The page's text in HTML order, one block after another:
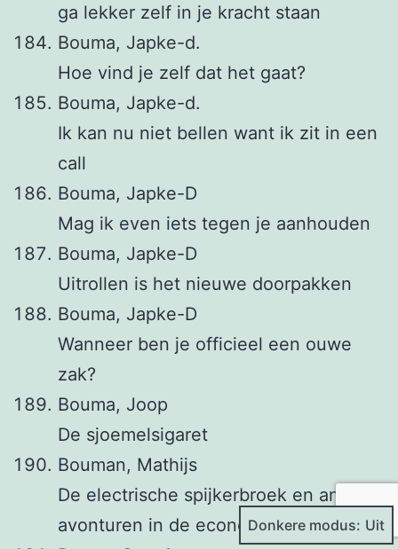
ga lekker zelf in je kracht staan
Bouma, Japke-d.
Hoe vind je zelf dat het gaat?
Bouma, Japke-d.
Ik kan nu niet bellen want ik zit in een
call
Bouma, Japke-D
Mag ik even iets tegen je aanhouden
Bouma, Japke-D
Uitrollen is het nieuwe doorpakken
Bouma, Japke-D
Wanneer ben je officieel een ouwe
zak?
Bouma, Joop
De sjoemelsigaret
Bouman, Mathijs
De electrische spijkerbroek en andere
avonturen in de economieDonkere modus: